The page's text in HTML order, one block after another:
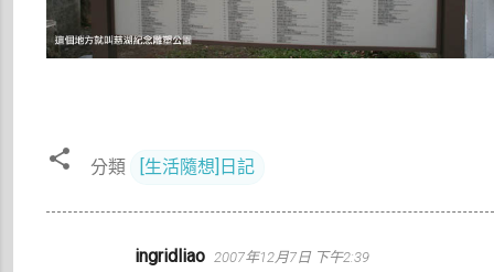
分類 [生活隨想]日記
ingridliao 2007年12月7日 下午2:39